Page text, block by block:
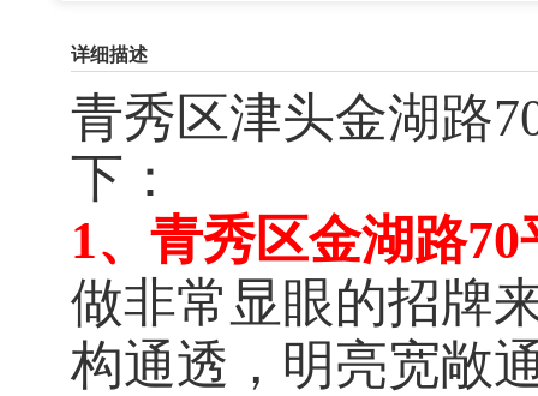
详细描述
青秀区津头金湖路
下：
1、青秀区金湖路
做非常显眼的招牌
构通透，明亮宽敞